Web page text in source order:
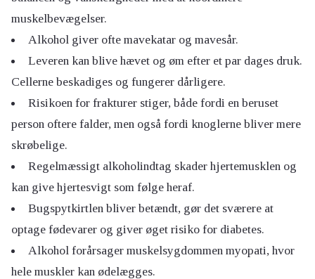
muskelbevægelser.
Alkohol giver ofte mavekatar og mavesår.
Leveren kan blive hævet og øm efter et par dages druk.
Cellerne beskadiges og fungerer dårligere.
Risikoen for frakturer stiger, både fordi en beruset
person oftere falder, men også fordi knoglerne bliver mere
skrøbelige.
Regelmæssigt alkoholindtag skader hjertemusklen og
kan give hjertesvigt som følge heraf.
Bugspytkirtlen bliver betændt, gør det sværere at
optage fødevarer og giver øget risiko for diabetes.
Alkohol forårsager muskelsygdommen myopati, hvor
hele muskler kan ødelægges.